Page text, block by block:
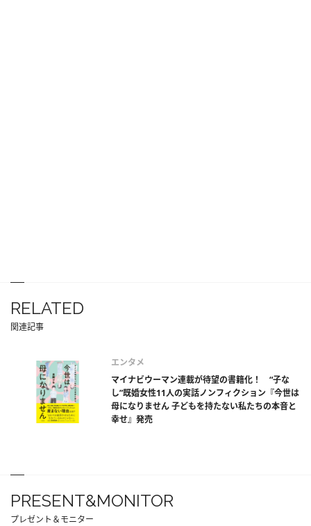
RELATED
関連記事
エンタメ
マイナビウーマン連載が待望の書籍化！ “子な
し”既婚女性11人の実話ノンフィクション『今世は
母になりません 子どもを持たない私たちの本音と
幸せ』発売
PRESENT&MONITOR
プレゼント＆モニター